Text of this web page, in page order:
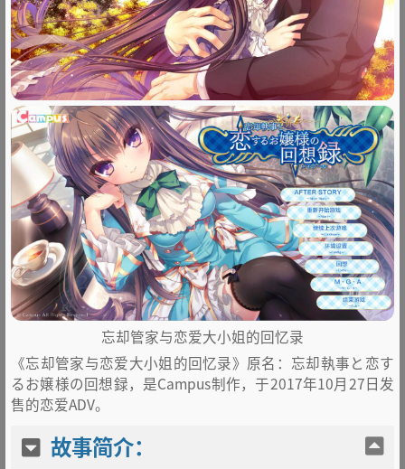
忘却管家与恋爱大小姐的回忆录
《忘却管家与恋爱大小姐的回忆录》原名：忘却執事と恋す
るお嬢様の回想録，是Campus制作，于2017年10月27日发
售的恋爱ADV。
故事简介：